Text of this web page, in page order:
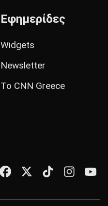
Εφημερίδες
Widgets
Newsletter
Το CNN Greece